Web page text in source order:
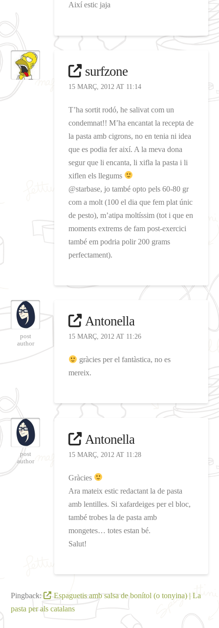
Així estic jaja
surfzone
15 MARÇ, 2012 AT 11:14
T’ha sortit rodó, he salivat com un
condemnat!! M’ha encantat la recepta de
la pasta amb cigrons, no en tenia ni idea
que es podia fer així. A la meva dona
segur que li encanta, li xifla la pasta i li
xiflen els llegums
@starbase, jo també opto pels 60-80 gr
com a molt (100 el dia que fem plat únic
de pesto), m’atipa moltíssim (tot i que en
moments extrems de fam post-exercici
també em podria polir 200 grams
perfectament).
post
author
Antonella
15 MARÇ, 2012 AT 11:26
gràcies per el fantàstica, no es
mereix.
post
author
Antonella
15 MARÇ, 2012 AT 11:28
Gràcies
Ara mateix estic redactant la de pasta
amb lentilles. Si xafardeiges per el bloc,
també trobes la de pasta amb
mongetes… totes estan bé.
Salut!
Pingback:
Espaguetis amb salsa de bonítol (o tonyina) | La
pasta per als catalans